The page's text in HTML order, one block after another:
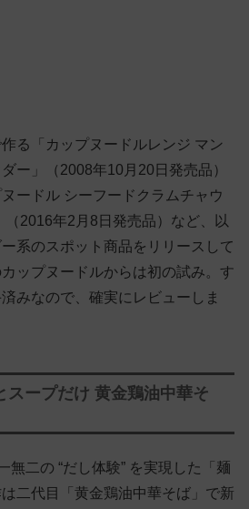
る「カップヌードルレンジ マン
ー」（2008年10月20日発売品）
ードル シーフードクラムチャウ
（2016年2月8日発売品）など、以
系のスポット商品をリリースして
ップヌードルからは初の試み。す
みなので、確実にレビューしま
スープだけ 黄金鶏油中華そ
無二の “だし体験” を実現した「麺
二代目「黄金鶏油中華そば」で新